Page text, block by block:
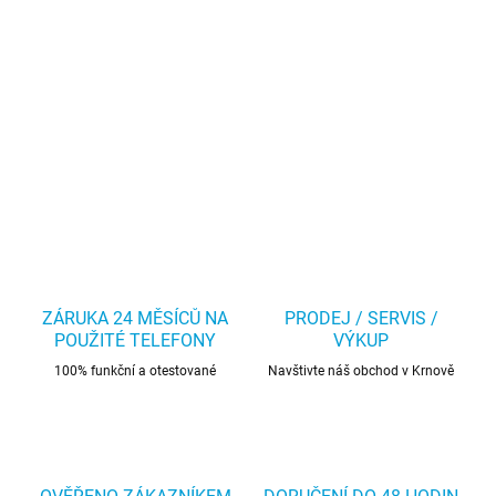
ZÁRUKA 24 MĚSÍCŮ NA
POUŽITÉ TELEFONY
100% funkční a otestované
PRODEJ / SERVIS /
VÝKUP
Navštivte náš obchod v Krnově